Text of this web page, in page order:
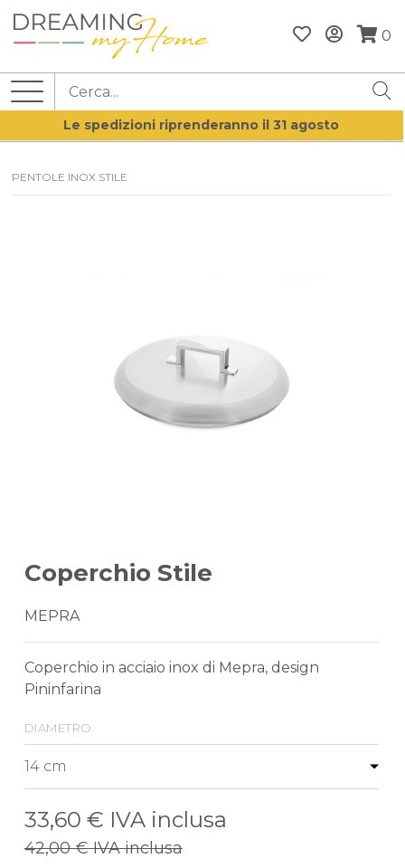
0
Le spedizioni riprenderanno il 31 agosto
PENTOLE INOX STILE
Coperchio Stile
MEPRA
Coperchio in acciaio inox di Mepra, design
Pininfarina
diametro
33,60 € IVA inclusa
42,00 €IVA inclusa